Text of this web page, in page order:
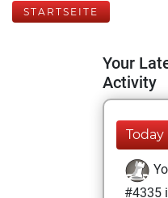
STARTSEITE
Your
Activity
Today
#4335